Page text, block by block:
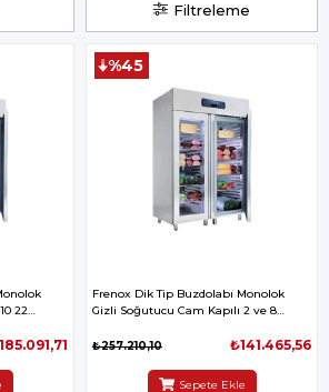
Filtreleme
22
Frenox Dik Tip Buzdolabı Monolok
Gizli Soğutucu Cam Kapılı 2 ve 8
₺141.465,56
₺257.210,10
Sepete Ekle
%45